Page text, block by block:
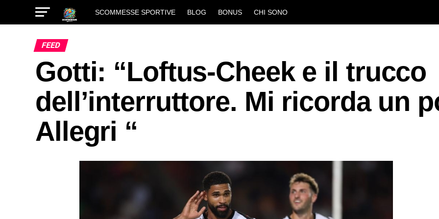
SCOMMESSE SPORTIVE BLOG BONUS CHI SONO
FEED
Gotti: “Loftus-Cheek e il trucco
dell’interruttore. Mi ricorda un
Allegri “